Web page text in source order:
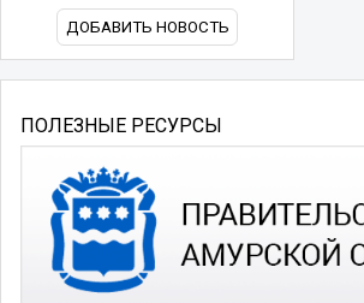
ДОБАВИТЬ НОВОСТЬ
ПОЛЕЗНЫЕ РЕСУРСЫ